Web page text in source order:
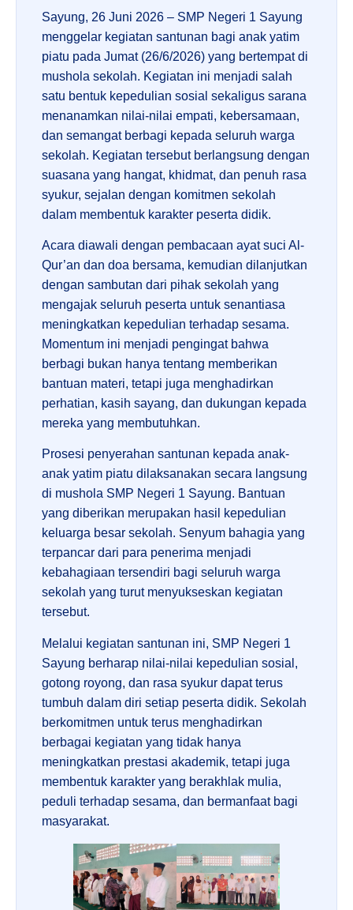
Sayung, 26 Juni 2026 – SMP Negeri 1 Sayung
menggelar kegiatan santunan bagi anak yatim
piatu pada Jumat (26/6/2026) yang bertempat di
mushola sekolah. Kegiatan ini menjadi salah
satu bentuk kepedulian sosial sekaligus sarana
menanamkan nilai-nilai empati, kebersamaan,
dan semangat berbagi kepada seluruh warga
sekolah. Kegiatan tersebut berlangsung dengan
suasana yang hangat, khidmat, dan penuh rasa
syukur, sejalan dengan komitmen sekolah
dalam membentuk karakter peserta didik.
Acara diawali dengan pembacaan ayat suci Al-
Qur’an dan doa bersama, kemudian dilanjutkan
dengan sambutan dari pihak sekolah yang
mengajak seluruh peserta untuk senantiasa
meningkatkan kepedulian terhadap sesama.
Momentum ini menjadi pengingat bahwa
berbagi bukan hanya tentang memberikan
bantuan materi, tetapi juga menghadirkan
perhatian, kasih sayang, dan dukungan kepada
mereka yang membutuhkan.
Prosesi penyerahan santunan kepada anak-
anak yatim piatu dilaksanakan secara langsung
di mushola SMP Negeri 1 Sayung. Bantuan
yang diberikan merupakan hasil kepedulian
keluarga besar sekolah. Senyum bahagia yang
terpancar dari para penerima menjadi
kebahagiaan tersendiri bagi seluruh warga
sekolah yang turut menyukseskan kegiatan
tersebut.
Melalui kegiatan santunan ini, SMP Negeri 1
Sayung berharap nilai-nilai kepedulian sosial,
gotong royong, dan rasa syukur dapat terus
tumbuh dalam diri setiap peserta didik. Sekolah
berkomitmen untuk terus menghadirkan
berbagai kegiatan yang tidak hanya
meningkatkan prestasi akademik, tetapi juga
membentuk karakter yang berakhlak mulia,
peduli terhadap sesama, dan bermanfaat bagi
masyarakat.